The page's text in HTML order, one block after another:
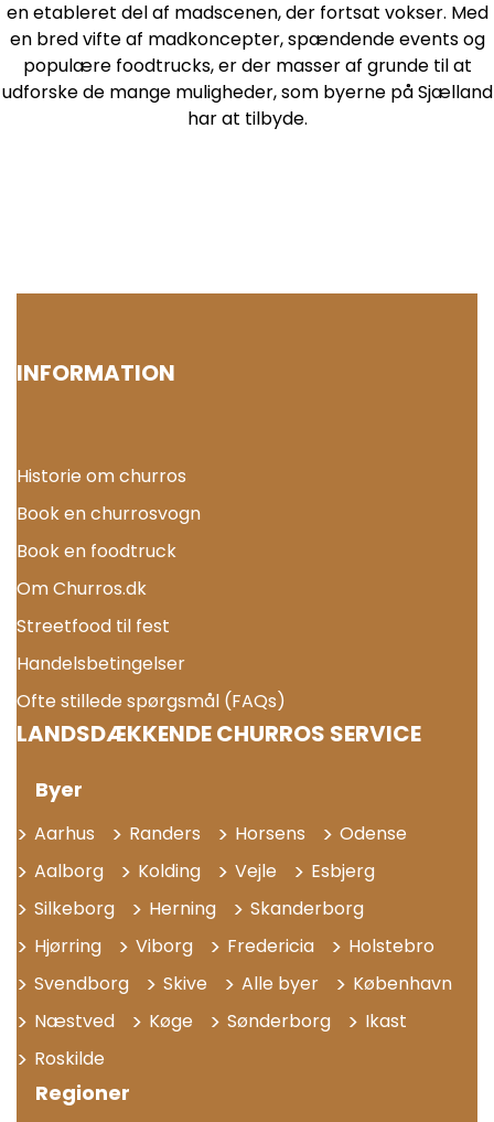
en etableret del af madscenen, der fortsat vokser. Med
en bred vifte af madkoncepter, spændende events og
populære foodtrucks, er der masser af grunde til at
udforske de mange muligheder, som byerne på Sjælland
har at tilbyde.
INFORMATION
Historie om churros
Book en churrosvogn
Book en foodtruck
Om Churros.dk
Streetfood til fest
Handelsbetingelser
Ofte stillede spørgsmål (FAQs)
LANDSDÆKKENDE CHURROS SERVICE
Byer
Aarhus Randers Horsens
Odense
Aalborg
Kolding Vejle
Esbjerg
Silkeborg
Herning
Skanderborg
Hjørring
Viborg Fredericia
Holstebro
Svendborg
Skive Alle byer
København
Næstved
Køge Sønderborg
Ikast
Roskilde
Regioner